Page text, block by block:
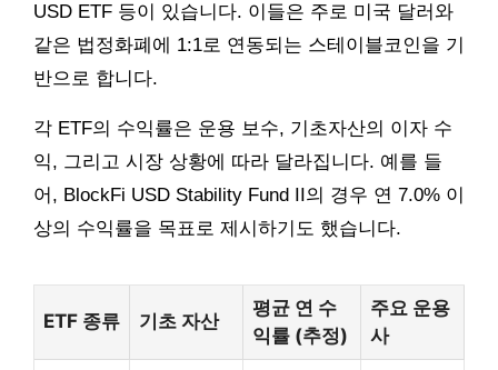
USD ETF 등이 있습니다. 이들은 주로 미국 달러와
같은 법정화폐에 1:1로 연동되는 스테이블코인을 기
반으로 합니다.
각 ETF의 수익률은 운용 보수, 기초자산의 이자 수
익, 그리고 시장 상황에 따라 달라집니다. 예를 들
어, BlockFi USD Stability Fund II의 경우 연 7.0% 이
상의 수익률을 목표로 제시하기도 했습니다.
ETF 종류 기초 자산
평균 연 수
익률 (추정)
주요 운용
사